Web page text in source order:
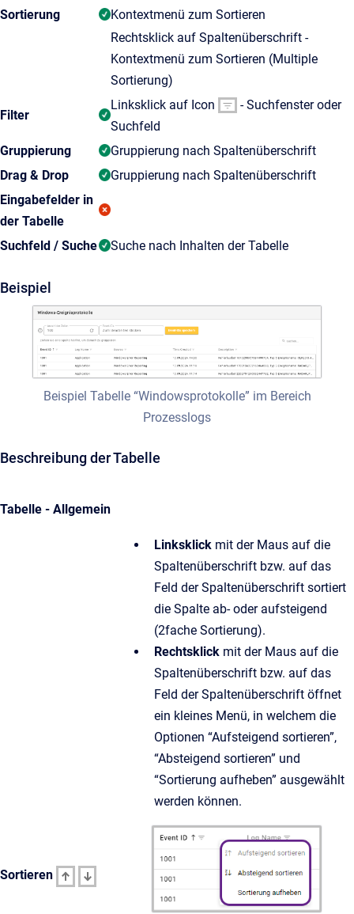
Sortierung
Kontextmenü zum Sortieren
Rechtsklick auf Spaltenüberschrift -
Kontextmenü zum Sortieren (Multiple
Sortierung)
Filter
Linksklick auf Icon
- Suchfenster oder
Suchfeld
Gruppierung
Gruppierung nach Spaltenüberschrift
Drag & Drop
Gruppierung nach Spaltenüberschrift
Eingabefelder in
der Tabelle
Suchfeld / Suche
Suche nach Inhalten der Tabelle
Beispiel
Beispiel Tabelle “Windowsprotokolle” im Bereich
Prozesslogs
Beschreibung der Tabelle
Tabelle - Allgemein
Sortieren
Linksklick mit der Maus auf die
Spaltenüberschrift bzw. auf das
Feld der Spaltenüberschrift sortiert
die Spalte ab- oder aufsteigend
(2fache Sortierung).
Rechtsklick mit der Maus auf die
Spaltenüberschrift bzw. auf das
Feld der Spaltenüberschrift öffnet
ein kleines Menü, in welchem die
Optionen “Aufsteigend sortieren”,
“Absteigend sortieren” und
“Sortierung aufheben” ausgewählt
werden können.